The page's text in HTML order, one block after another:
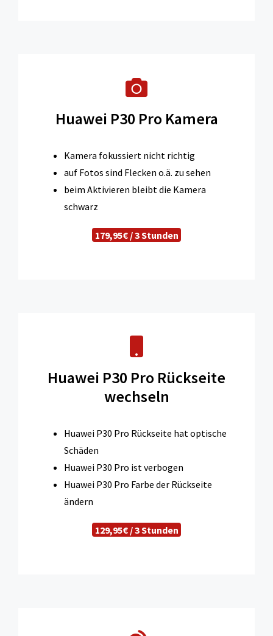
Huawei P30 Pro Kamera
Kamera fokussiert nicht richtig
auf Fotos sind Flecken o.ä. zu sehen
beim Aktivieren bleibt die Kamera
schwarz
179,95€ / 3 Stunden
Huawei P30 Pro Rückseite
wechseln
Huawei P30 Pro Rückseite hat optische
Schäden
Huawei P30 Pro ist verbogen
Huawei P30 Pro Farbe der Rückseite
ändern
129,95€ / 3 Stunden